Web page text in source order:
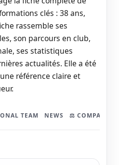
clés : 38 ans,
rassemble ses
son parcours en club,
ses statistiques
actualités. Elle a été
référence claire et
TEAM NEWS ⚖️ COMPARER